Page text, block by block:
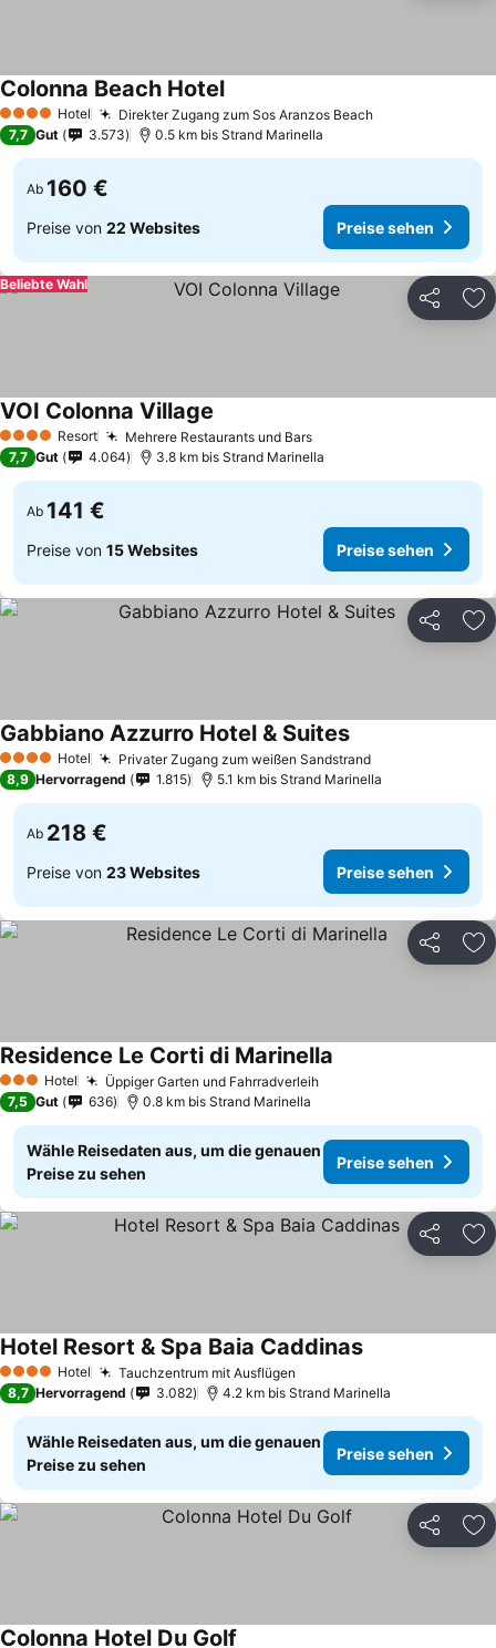
4 Sterne Hotel Direkter Zugang zum Sos Aranzos Beach
Colonna Beach Hotel
7,7 Gut 3.573 0.5 km bis Strand Marinella
Ab 160 €
Preise von 22 Websites Preise sehen
Teilen
Beliebte Wahl
4 Sterne Resort Mehrere Restaurants und Bars
VOI Colonna Village
7,7 Gut 4.064 3.8 km bis Strand Marinella
Ab 141 €
Preise von 15 Websites Preise sehen
Teilen
4 Sterne Hotel Privater Zugang zum weißen Sandstrand
Gabbiano Azzurro Hotel & Suites
8,9 Hervorragend 1.815 5.1 km bis Strand Marinella
Ab 218 €
Preise von 23 Websites Preise sehen
Teilen
3 SterneHotel Üppiger Garten und Fahrradverleih
Residence Le Corti di Marinella
7,5 Gut 636 0.8 km bis Strand Marinella
Wähle Reisedaten aus, um die genauen
Preise zu sehen
Preise sehen
Teilen
4 Sterne Hotel Tauchzentrum mit Ausflügen
Hotel Resort & Spa Baia Caddinas
8,7 Hervorragend 3.082 4.2 km bis Strand Marinella
Wähle Reisedaten aus, um die genauen
Preise zu sehen
Preise sehen
Teilen
Colonna Hotel Du Golf